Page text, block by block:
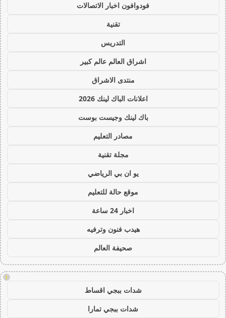
فودوافون اخبار الاتصالات
تقنية
التدريس
اشراق العالم عالم كبير
منتدى الاشراق
اعلانات الباك لينك 2026
باك لينك وجيست بوست
مصادر التعليم
مجلة تقنية
يو ان بي الرياضي
موقع حالة للتعليم
اخبار 24 ساعة
هيدب فنون وترفيه
صحيفة العالم
!
شدات ببجي اقساط
شدات ببجي تمارا